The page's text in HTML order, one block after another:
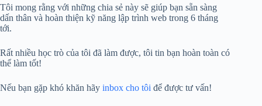
Tôi mong rằng với những chia sẻ này sẽ giúp bạn sẵn sàng
dấn thân và hoàn thiện kỹ năng lập trình web trong 6 tháng
tới.
Rất nhiều học trò của tôi đã làm được, tôi tin bạn hoàn toàn có
thể làm tốt!
Nếu bạn gặp khó khăn hãy inbox cho tôi để được tư vấn!